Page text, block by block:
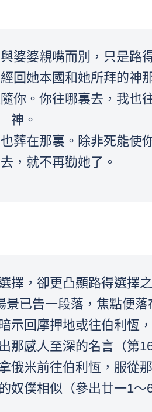
婆婆親嘴而別，只是路
回她本國和她所拜的神
你。你往哪裏去，我也
神。
葬在那裏。除非死能使
，就不再勸她了。
擇，卻更凸顯路得選擇
已告一段落，焦點便
示回摩押地或往伯利恆
那感人至深的名言（第
俄米前往伯利恆，服從
奴僕相似（參出廿一1